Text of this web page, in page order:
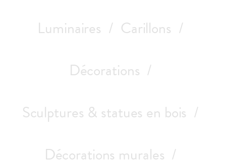
Luminaires
Carillons
Décorations
Sculptures & statues en bois
Décorations murales